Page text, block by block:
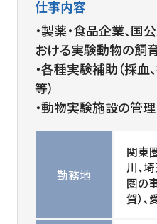
仕事内容
・製薬・食品企業、
おける実験動物の飼
・各種実験補助（採血
等）
・動物実験施設の管理
勤務地
関東
川、
圏の
賀）、